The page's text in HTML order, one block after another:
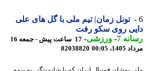
تونل زمان| تیم ملی با گل های علی
روی سکو رفت
7
-ورزشی-
17 ساعت پیش - جمعه 16
00:05
82038820